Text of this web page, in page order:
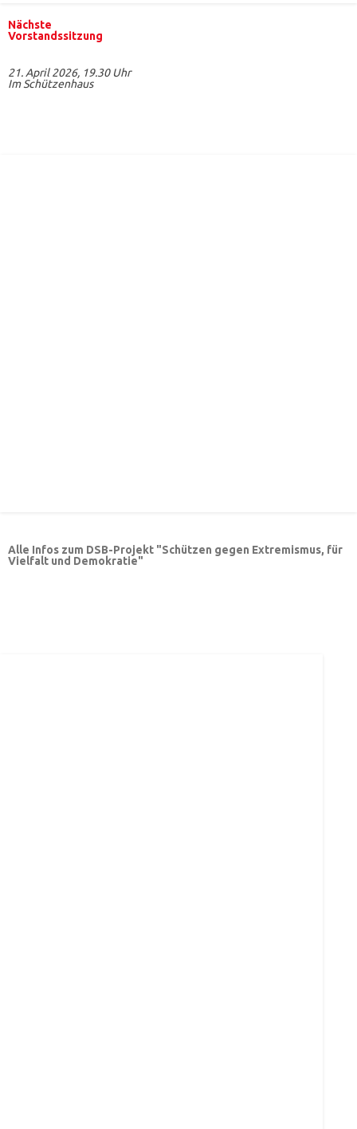
Nächste
Vorstandssitzung
21. April 2026, 19.30 Uhr
Im Schützenhaus
Alle Infos zum DSB-Projekt "Schützen gegen Extremismus, für
Vielfalt und Demokratie"